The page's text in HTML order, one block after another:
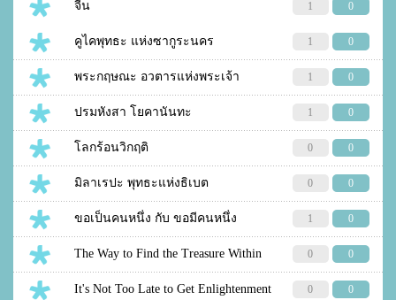
จีน 1 0
คูไคพุทธะ แห่งซากูระนคร 1 0
พระกฤษณะ อวตารแห่งพระเจ้า 1 0
ปรมหังสา โยคานันทะ 1 0
โลกร้อนวิกฤติ 0 0
มิลาเรปะ พุทธะแห่งธิเบต 0 0
ขอเป็นคนหนึ่ง กับ ขอมีคนหนึ่ง 1 0
The Way to Find the Treasure Within 0 0
It's Not Too Late to Get Enlightenment 0 0